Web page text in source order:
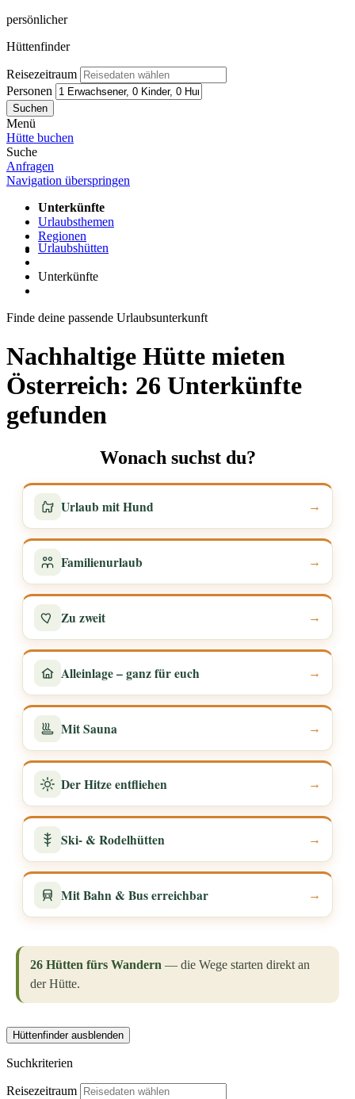
persönlicher
Hüttenfinder
Reisezeitraum
Personen
Suchen
Menü
Hütte buchen
Suche
Anfragen
Navigation überspringen
Unterkünfte
Urlaubsthemen
Regionen
Urlaubshütten
Unterkünfte
Finde deine passende Urlaubsunterkunft
Nachhaltige Hütte mieten
Österreich: 26 Unterkünfte
gefunden
Wonach suchst du?
Urlaub mit Hund →
Familienurlaub →
Zu zweit →
Alleinlage – ganz für euch →
Mit Sauna →
Der Hitze entfliehen →
Ski- & Rodelhütten →
Mit Bahn & Bus erreichbar →
26 Hütten fürs Wandern — die Wege starten direkt an
der Hütte.
Hüttenfinder ausblenden
Suchkriterien
Reisezeitraum